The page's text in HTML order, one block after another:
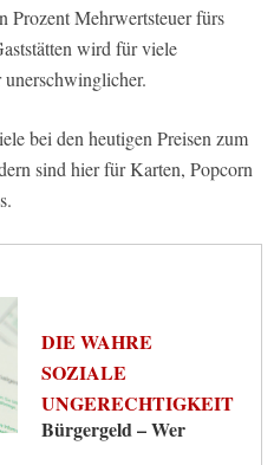
Prozent Mehrwertsteuer fürs
wird für viele
bei den heutigen Preisen zum
sind hier für Karten, Popcorn
DIE WAHRE
SOZIALE
UNGERECHTIGKEIT
Bürgergeld – Wer